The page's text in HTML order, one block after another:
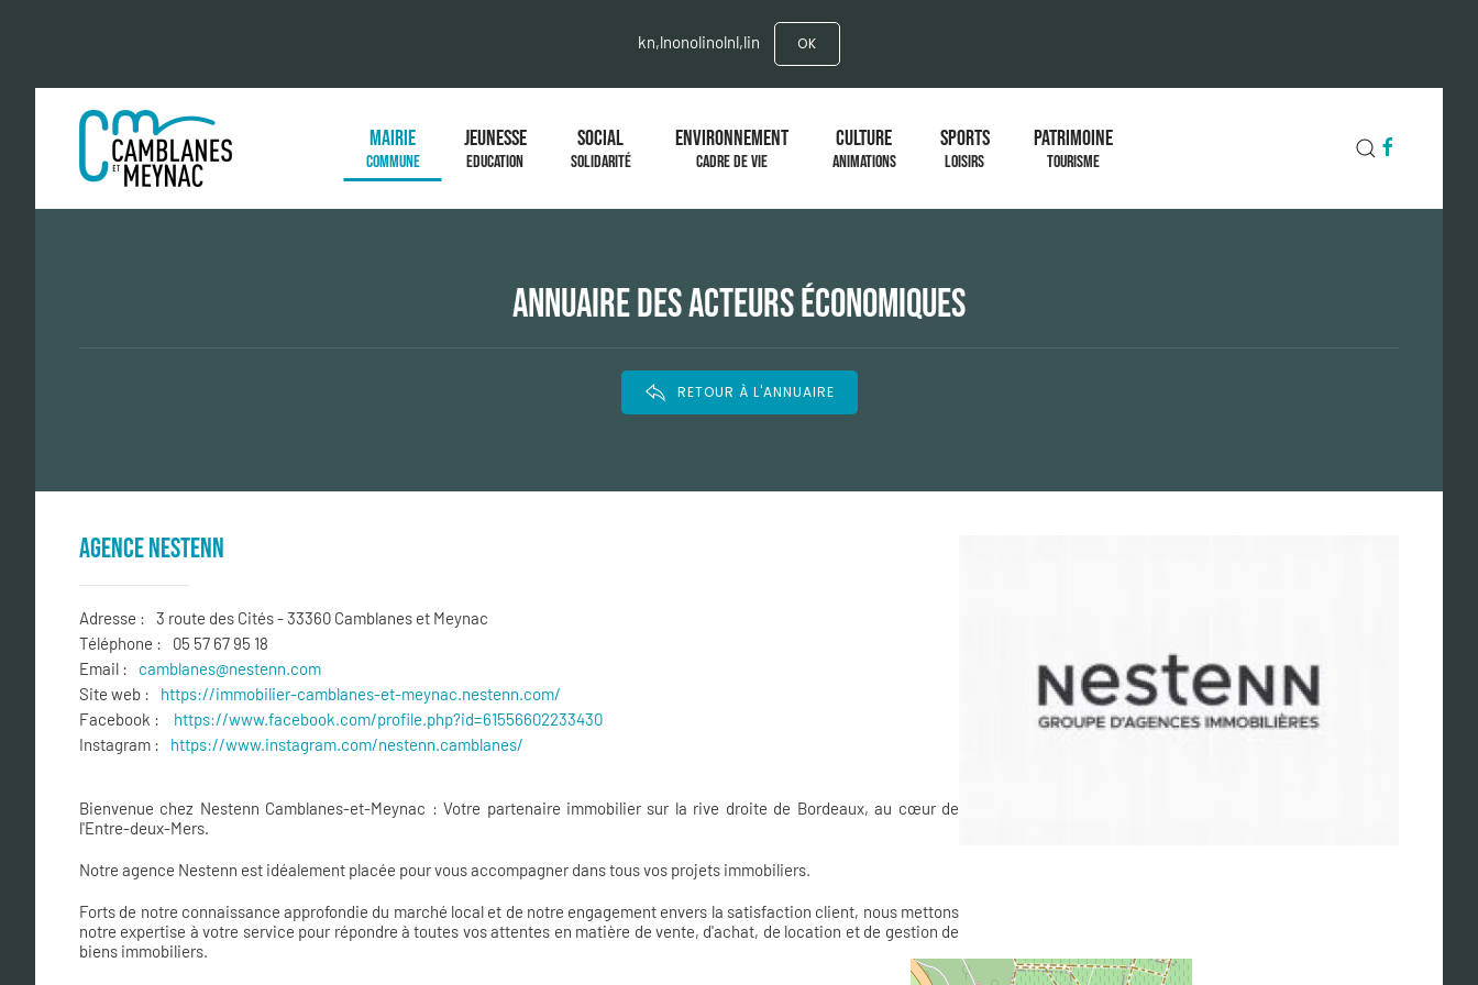
kn,lnonolinolnl,lin OK
MAIRIE
COMMUNE
JEUNESSE
EDUCATION
SOCIAL
SOLIDARITÉ
ENVIRONNEMENT
CADRE DE VIE
CULTURE
ANIMATIONS
SPORTS
LOISIRS
PATRIMOINE
TOURISME
ANNUAIRE DES ACTEURS ÉCONOMIQUES
RETOUR À L'ANNUAIRE
AGENCE NESTENN
Adresse :
3 route des Cités - 33360 Camblanes et Meynac
Téléphone :
05 57 67 95 18
Email :
camblanes@nestenn.com
Site web :
https://immobilier-camblanes-et-meynac.nestenn.com/
Facebook :
https://www.facebook.com/profile.php?id=61556602233430
Instagram :
https://www.instagram.com/nestenn.camblanes/
Bienvenue chez Nestenn Camblanes-et-Meynac : Votre partenaire immobilier sur la rive droite de Bordeaux, au cœur de
l'Entre-deux-Mers.
Notre agence Nestenn est idéalement placée pour vous accompagner dans tous vos projets immobiliers.
Forts de notre connaissance approfondie du marché local et de notre engagement envers la satisfaction client, nous mettons
notre expertise à votre service pour répondre à toutes vos attentes en matière de vente, d'achat, de location et de gestion de
biens immobiliers.